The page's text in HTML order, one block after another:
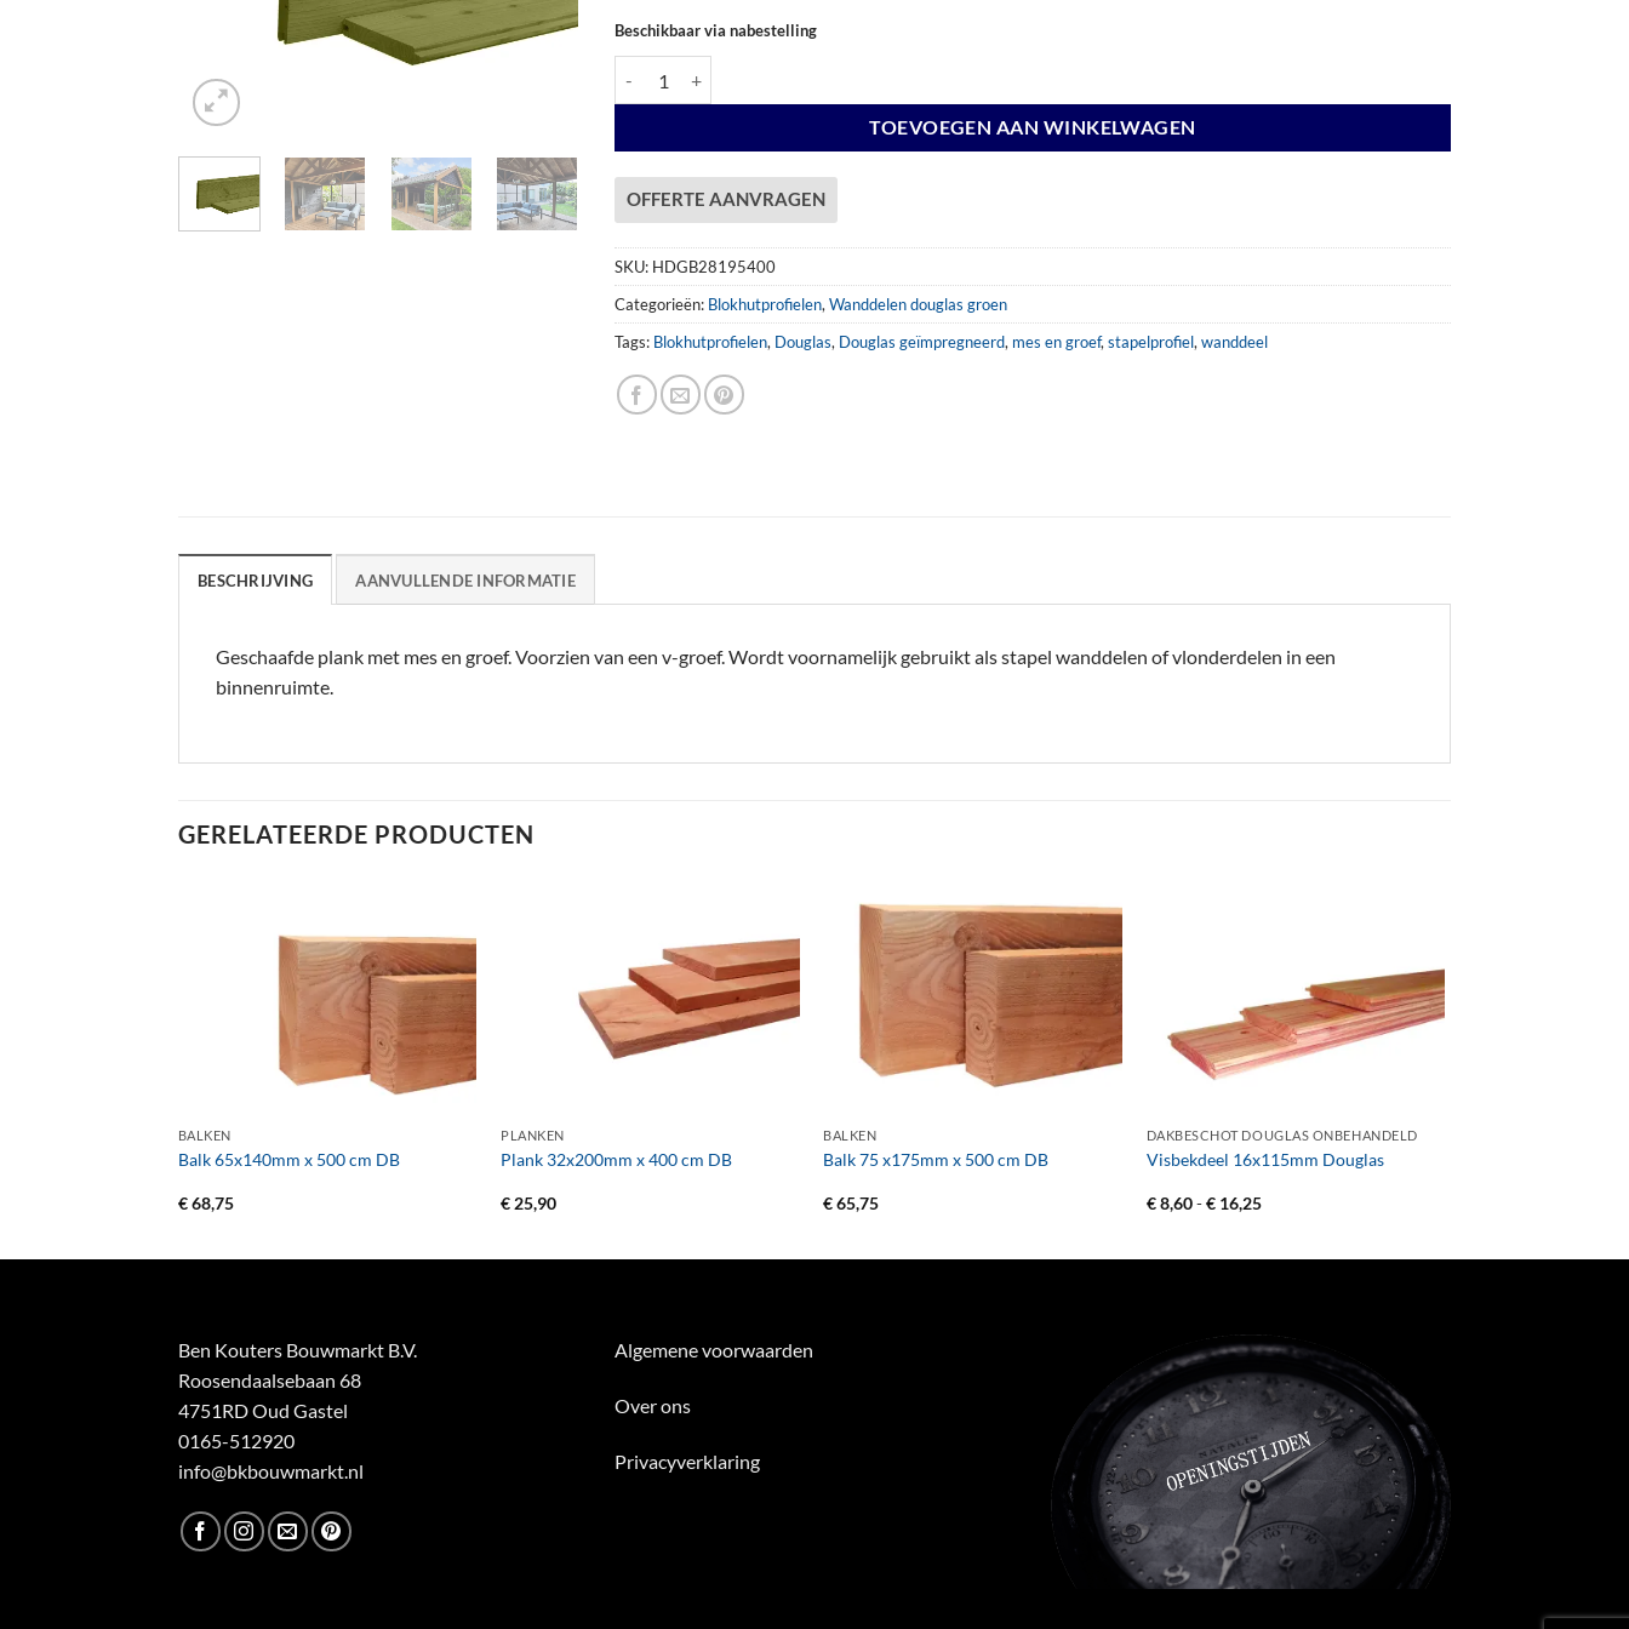
Beschikbaar via nabestelling
TOEVOEGEN AAN WINKELWAGEN
OFFERTE AANVRAGEN
SKU: HDGB28195400
Categorieën: Blokhutprofielen, Wanddelen douglas groen
Tags: Blokhutprofielen, Douglas, Douglas geïmpregneerd, mes en groef, stapelprofiel, wanddeel
BESCHRIJVING AANVULLENDE INFORMATIE
Geschaafde plank met mes en groef. Voorzien van een v-groef. Wordt voornamelijk gebruikt als stapel wanddelen of vlonderdelen in een
binnenruimte.
GERELATEERDE PRODUCTEN
BALKEN
Balk 65x140mm x 500 cm DB
€68,75
PLANKEN
Plank 32x200mm x 400 cm DB
€ 25,90
BALKEN
Balk 75 x175mm x 500 cm DB
€65,75
DAKBESCHOT DOUGLAS ONBEHANDELD
Visbekdeel 16x115mm Douglas
€8,60 - €16,25Prijsklasse:
Ben Kouters Bouwmarkt B.V.
Roosendaalsebaan 68
4751RD Oud Gastel
0165-512920
info@bkbouwmarkt.nl
Algemene voorwaarden
Over ons
Privacyverklaring